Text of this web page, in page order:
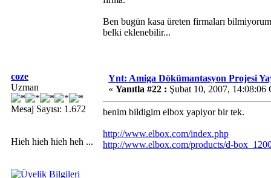
Ben bugün kasa üreten firmaları
belki eklenebilir...
coze
Uzman
Mesaj Sayısı: 1.672
Hieh hieh hieh heh ...
Ynt: Amiga Dökümantasyon Projesi
« Yanıtla #22 : Şubat 10, 2007, 14:08:06
benim bildigim elbox yapiyor bir tek.
http://www.elbox.com/index.php
http://www.elbox.com/products/d-